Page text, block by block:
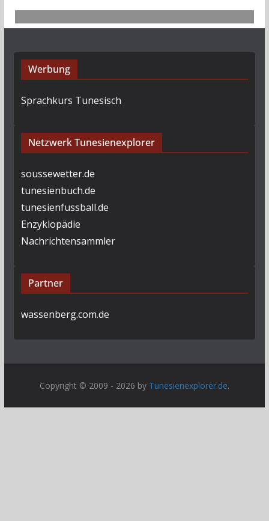
Werbung
Sprachkurs Tunesisch
Netzwerk Tunesienexplorer
soussewetter.de
tunesienbuch.de
tunesienfussball.de
Enzyklopädie
Nachrichtensammler
Partner
wassenberg.com.de
Copyright © 2009 - 2026 by Tunesienexplorer.de.